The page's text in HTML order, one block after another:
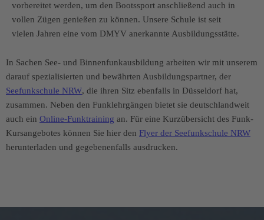
vorbereitet werden, um den Bootssport anschließend auch in
vollen Zügen genießen zu können. Unsere Schule ist seit
vielen Jahren eine vom DMYV anerkannte Ausbildungsstätte.
In Sachen See- und Binnenfunkausbildung arbeiten wir mit unserem
darauf spezialisierten und bewährten Ausbildungspartner, der
Seefunkschule NRW, die ihren Sitz ebenfalls in Düsseldorf hat,
zusammen. Neben den Funklehrgängen bietet sie deutschlandweit
auch ein Online-Funktraining an. Für eine Kurzübersicht des Funk-
Kursangebotes können Sie hier den Flyer der Seefunkschule NRW
herunterladen und gegebenenfalls ausdrucken.